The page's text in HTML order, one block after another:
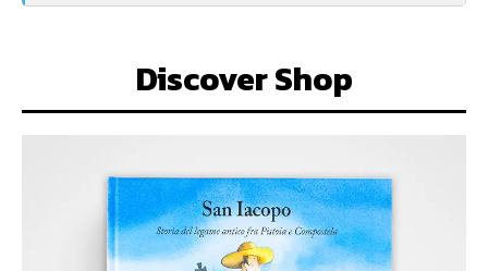
Discover Shop